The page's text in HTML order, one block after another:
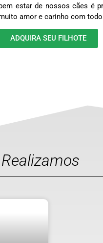
bem estar de nossos cães é
amor e carinho com
ADQUIRA SEU FILHOTE